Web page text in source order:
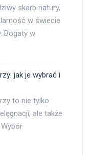
skarb natury,
w świecie
Bogaty w
jak je wybrać i
to nie tylko
ale także